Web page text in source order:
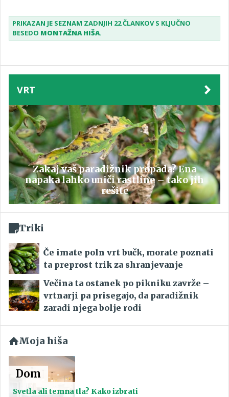
je povedal, da mu sonce v enem letu prihrani skoraj 70
odstotkov stroškov, ki bi jih sicer moral odšteti za ogrevanje.
PRIKAZAN JE SEZNAM ZADNJIH 22 ČLANKOV S KLJUČNO
BESEDO MONTAŽNA HIŠA.
VRT
Zakaj vaš paradižnik propada? Ena
napaka lahko uniči rastline – tako jih
rešite
Triki
Če imate poln vrt bučk, morate poznati
ta preprost trik za shranjevanje
Večina ta ostanek po pikniku zavrže –
vrtnarji pa prisegajo, da paradižnik
zaradi njega bolje rodi
Moja hiša
Dom
Svetla ali temna tla? Kako izbrati